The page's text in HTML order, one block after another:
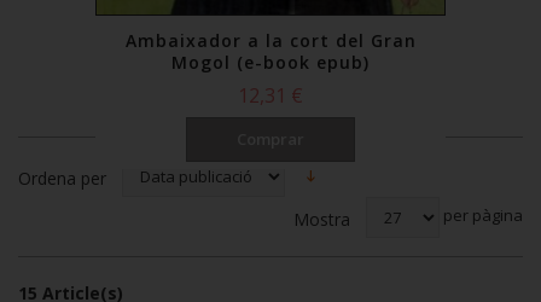
Ambaixador a la cort del Gran
Mogol (e-book epub)
12,31 €
Ordena per
Mostra
per pàgina
15 Article(s)